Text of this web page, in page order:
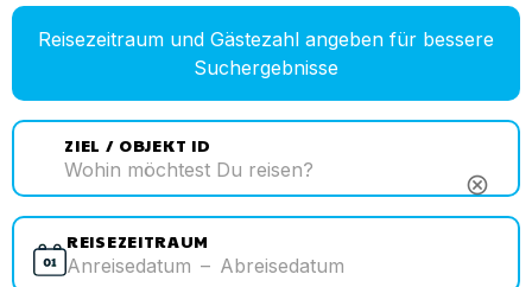
Reisezeitraum und Gästezahl angeben für bessere
Suchergebnisse
ZIEL / OBJEKT ID
cancel
REISEZEITRAUM
Anreisedatum – Abreisedatum